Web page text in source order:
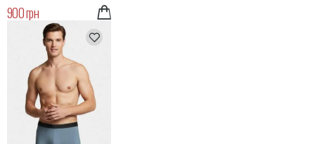
900 грн